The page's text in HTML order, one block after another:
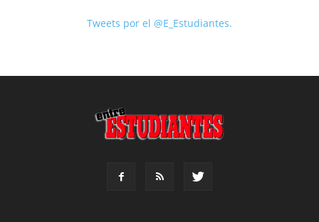
Tweets por el @E_Estudiantes.